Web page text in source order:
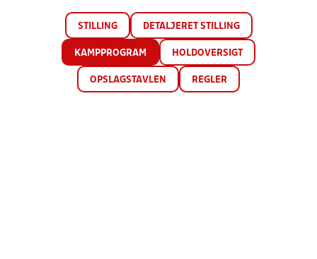
STILLING DETALJERET STILLING
KAMPPROGRAM HOLDOVERSIGT
OPSLAGSTAVLEN REGLER